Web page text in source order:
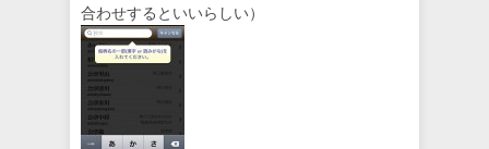
合わせするといいらしい）